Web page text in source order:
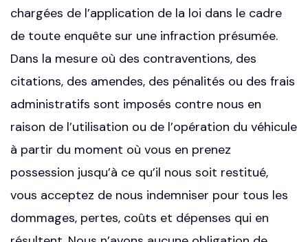
chargées de l’application de la loi dans le cadre
de toute enquête sur une infraction présumée.
Dans la mesure où des contraventions, des
citations, des amendes, des pénalités ou des frais
administratifs sont imposés contre nous en
raison de l’utilisation ou de l’opération du véhicule
à partir du moment où vous en prenez
possession jusqu’à ce qu’il nous soit restitué,
vous acceptez de nous indemniser pour tous les
dommages, pertes, coûts et dépenses qui en